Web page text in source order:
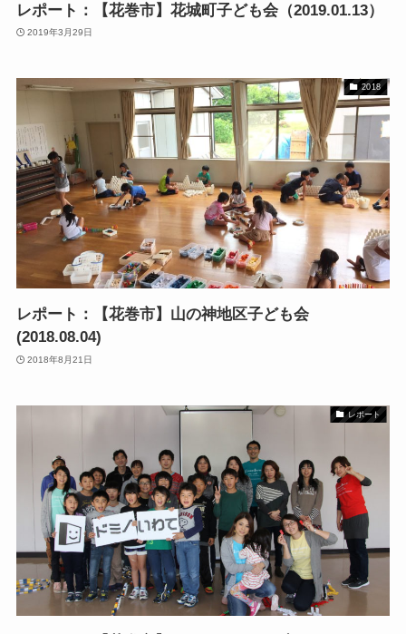
レポート：【花巻市】花城町子ども会（2019.01.13）
2019年3月29日
2018
レポート：【花巻市】山の神地区子ども会
(2018.08.04)
2018年8月21日
レポート